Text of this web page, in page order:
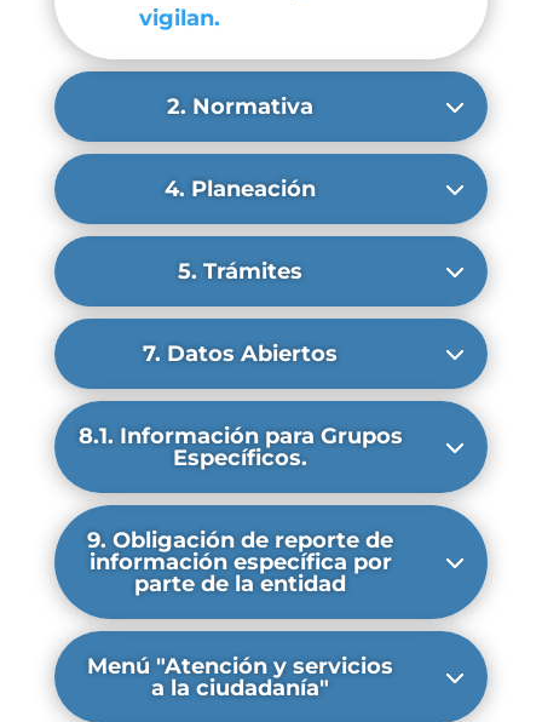
vigilan.
2. Normativa
4. Planeación
5. Trámites
7. Datos Abiertos
8.1. Información para Grupos
Específicos.
9. Obligación de reporte de
información específica por
parte de la entidad
Menú "Atención y servicios
a la ciudadanía"